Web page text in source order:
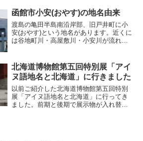
代物です。羊羹の美味しさもさることな
がら、ちょっと出しては切...
函館市小安(おやす)の地名由来
渡島の亀田半島南沿岸部、旧戸井町に小
安(おやす)という地名があります。近くに
は谷地町川・高屋敷川・小安川が流れて
道蝦夷語地名解』には、オヤ・ウシの項
として、川尻ノ漁塲 ...
北海道博物館第五回特別展「アイ
ヌ語地名と北海道」に行きました
以前ご紹介した北海道博物館第五回特別
展「アイヌ語地名と北海道」に行ってき
ました。前期と後期で展示物が入れ替わ